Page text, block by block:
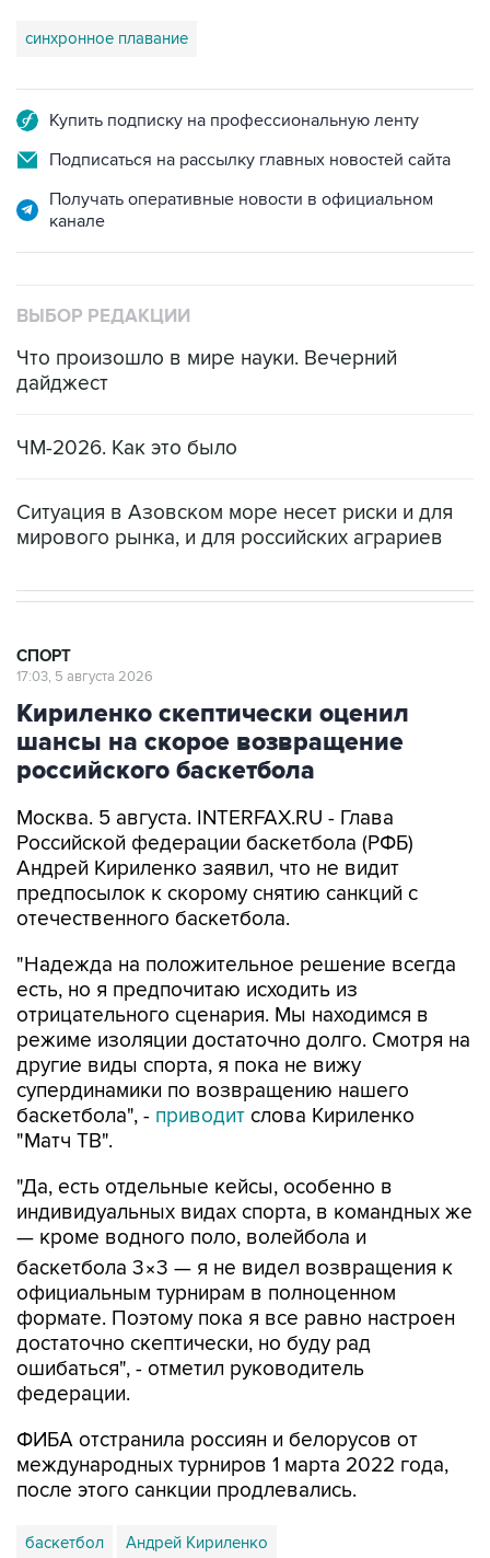
синхронное плавание
Купить подписку на профессиональную ленту
Подписаться на рассылку главных новостей сайта
Получать оперативные новости в официальном
канале
ВЫБОР РЕДАКЦИИ
Что произошло в мире науки. Вечерний
дайджест
ЧМ-2026. Как это было
Ситуация в Азовском море несет риски и для
мирового рынка, и для российских аграриев
СПОРТ
17:03, 5 августа 2026
Кириленко скептически оценил
шансы на скорое возвращение
российского баскетбола
Москва. 5 августа. INTERFAX.RU - Глава
Российской федерации баскетбола (РФБ)
Андрей Кириленко заявил, что не видит
предпосылок к скорому снятию санкций с
отечественного баскетбола.
"Надежда на положительное решение всегда
есть, но я предпочитаю исходить из
отрицательного сценария. Мы находимся в
режиме изоляции достаточно долго. Смотря на
другие виды спорта, я пока не вижу
супердинамики по возвращению нашего
баскетбола", - приводит слова Кириленко
"Матч ТВ".
"Да, есть отдельные кейсы, особенно в
индивидуальных видах спорта, в командных же
— кроме водного поло, волейбола и
баскетбола 3×3 — я не видел возвращения к
официальным турнирам в полноценном
формате. Поэтому пока я все равно настроен
достаточно скептически, но буду рад
ошибаться", - отметил руководитель
федерации.
ФИБА отстранила россиян и белорусов от
международных турниров 1 марта 2022 года,
после этого санкции продлевались.
баскетбол Андрей Кириленко